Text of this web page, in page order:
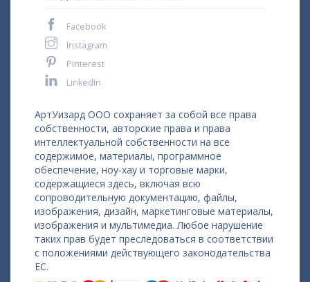
Facebook
Instagram
Pinterest
LinkedIn
АртУизард ООО сохраняет за собой все права
собственности, авторские права и права
интеллектуальной собственности на все
содержимое, материалы, программное
обеспечение, ноу-хау и торговые марки,
содержащиеся здесь, включая всю
сопроводительную документацию, файлы,
изображения, дизайн, маркетинговые материалы,
изображения и мультимедиа. Любое нарушение
таких прав будет преследоваться в соответствии
с положениями действующего законодательства
ЕС.